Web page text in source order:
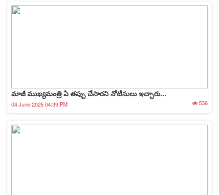
మాజీ ముఖ్యమంత్రి ఏ తప్పు చేసారని నోటీసులు ఇచ్చారు...
04 June 2025 04:39 PM 536